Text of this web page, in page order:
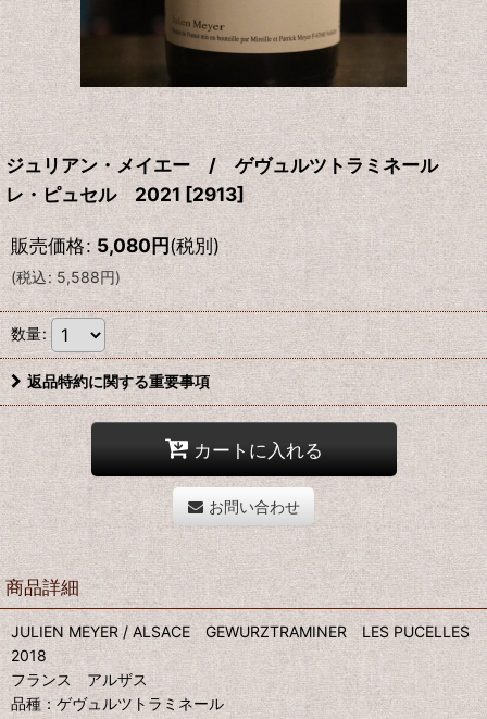
ジュリアン・メイエー / ゲヴュルツトラミネール
レ・ピュセル 2021 [2913]
販売価格: 5,080円(税別)
(税込: 5,588円)
数量:
返品特約に関する重要事項
カートに入れる
お問い合わせ
商品詳細
JULIEN MEYER / ALSACE GEWURZTRAMINER LES PUCELLES
2018
フランス アルザス
品種：ゲヴュルツトラミネール